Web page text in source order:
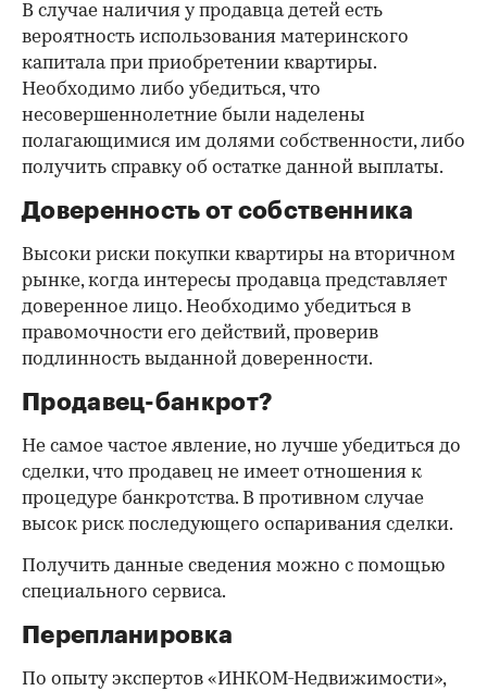
В случае наличия у продавца детей есть
вероятность использования материнского
капитала при приобретении квартиры.
Необходимо либо убедиться, что
несовершеннолетние были наделены
полагающимися им долями собственности, либо
получить справку об остатке данной выплаты.
Доверенность от собственника
Высоки риски покупки квартиры на вторичном
рынке, когда интересы продавца представляет
доверенное лицо. Необходимо убедиться в
правомочности его действий, проверив
подлинность выданной доверенности.
Продавец-банкрот?
Не самое частое явление, но лучше убедиться до
сделки, что продавец не имеет отношения к
процедуре банкротства. В противном случае
высок риск последующего оспаривания сделки.
Получить данные сведения можно с помощью
специального сервиса.
Перепланировка
По опыту экспертов «ИНКОМ-Недвижимости»,